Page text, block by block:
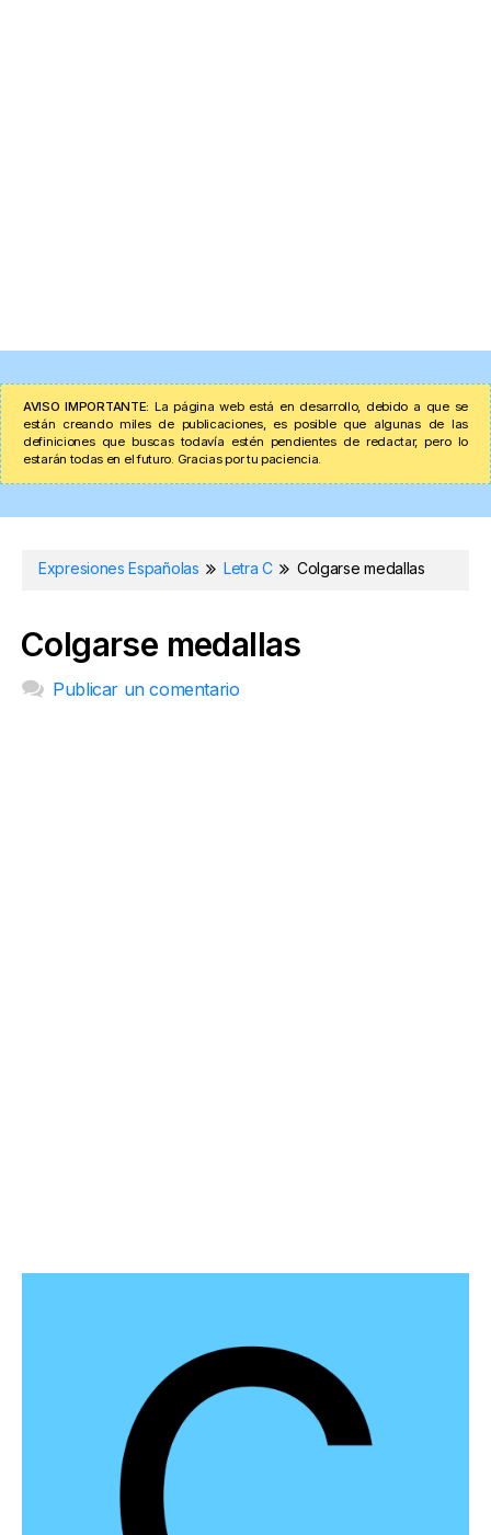
AVISO IMPORTANTE: La página web está en desarrollo, debido a que se
están creando miles de publicaciones, es posible que algunas de las
definiciones que buscas todavía estén pendientes de redactar, pero lo
estarán todas en el futuro. Gracias por tu paciencia.
Expresiones Españolas Letra C Colgarse medallas
Colgarse medallas
Publicar un comentario